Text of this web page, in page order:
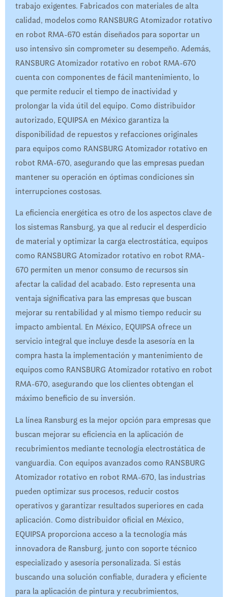
trabajo exigentes. Fabricados con materiales de alta
calidad, modelos como RANSBURG Atomizador rotativo
en robot RMA-670 están diseñados para soportar un
uso intensivo sin comprometer su desempeño. Además,
RANSBURG Atomizador rotativo en robot RMA-670
cuenta con componentes de fácil mantenimiento, lo
que permite reducir el tiempo de inactividad y
prolongar la vida útil del equipo. Como distribuidor
autorizado, EQUIPSA en México garantiza la
disponibilidad de repuestos y refacciones originales
para equipos como RANSBURG Atomizador rotativo en
robot RMA-670, asegurando que las empresas puedan
mantener su operación en óptimas condiciones sin
interrupciones costosas.
La eficiencia energética es otro de los aspectos clave de
los sistemas Ransburg, ya que al reducir el desperdicio
de material y optimizar la carga electrostática, equipos
como RANSBURG Atomizador rotativo en robot RMA-
670 permiten un menor consumo de recursos sin
afectar la calidad del acabado. Esto representa una
ventaja significativa para las empresas que buscan
mejorar su rentabilidad y al mismo tiempo reducir su
impacto ambiental. En México, EQUIPSA ofrece un
servicio integral que incluye desde la asesoría en la
compra hasta la implementación y mantenimiento de
equipos como RANSBURG Atomizador rotativo en robot
RMA-670, asegurando que los clientes obtengan el
máximo beneficio de su inversión.
La línea Ransburg es la mejor opción para empresas que
buscan mejorar su eficiencia en la aplicación de
recubrimientos mediante tecnología electrostática de
vanguardia. Con equipos avanzados como RANSBURG
Atomizador rotativo en robot RMA-670, las industrias
pueden optimizar sus procesos, reducir costos
operativos y garantizar resultados superiores en cada
aplicación. Como distribuidor oficial en México,
EQUIPSA proporciona acceso a la tecnología más
innovadora de Ransburg, junto con soporte técnico
especializado y asesoría personalizada. Si estás
buscando una solución confiable, duradera y eficiente
para la aplicación de pintura y recubrimientos,